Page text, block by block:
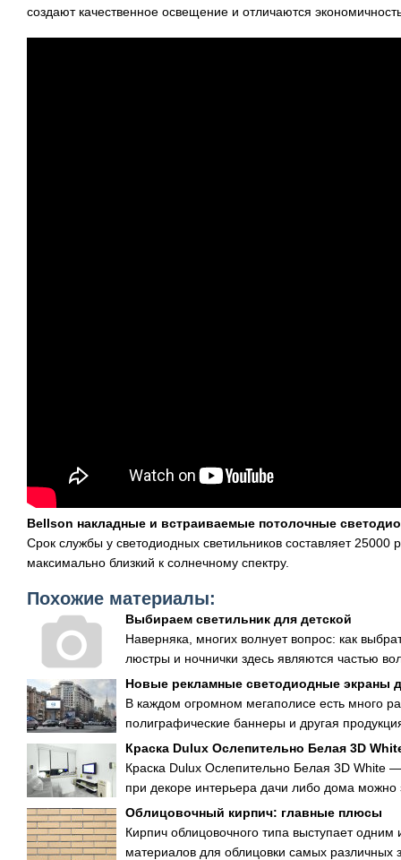
создают качественное освещение и отличаются
Bellson накладные и встраиваемые потолочные
Срок службы у светодиодных светильников составляет 25000
максимально близкий к солнечному спектру.
Похожие материалы:
Выбираем светильник для детской
Наверняка, многих волнует вопрос: как
люстры и ночнички здесь являются частью
Новые рекламные светодиодные экраны
В каждом огромном мегаполисе есть много
полиграфические баннеры и другая
Краска Dulux Ослепительно Белая 3D
Краска Dulux Ослепительно Белая 3D White
при декоре интерьера дачи либо дома можно
Облицовочный кирпич: главные плюсы
Кирпич облицовочного типа выступает
материалов для облицовки самых различных